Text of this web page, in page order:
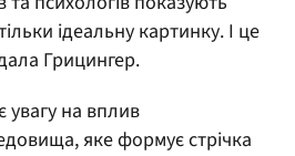
ідеальну картинку. І це
Грицингер.
увагу на вплив
яке формує стрічка